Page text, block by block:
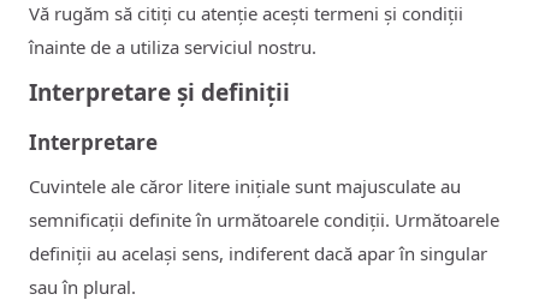
Vă rugăm să citiți cu atenție acești termeni și condiții
înainte de a utiliza serviciul nostru.
Interpretare și definiții
Interpretare
Cuvintele ale căror litere inițiale sunt majusculate au
semnificații definite în următoarele condiții. Următoarele
definiții au același sens, indiferent dacă apar în singular
sau în plural.